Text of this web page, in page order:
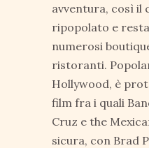
avventura, così
ripopolato e
numerosi
ristoranti.
Hollywood, è
film fra i quali
Cruz e the
sicura, con Brad